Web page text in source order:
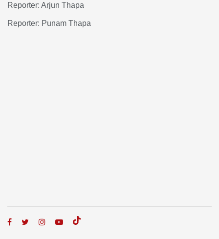
Reporter: Arjun Thapa
Reporter: Punam Thapa